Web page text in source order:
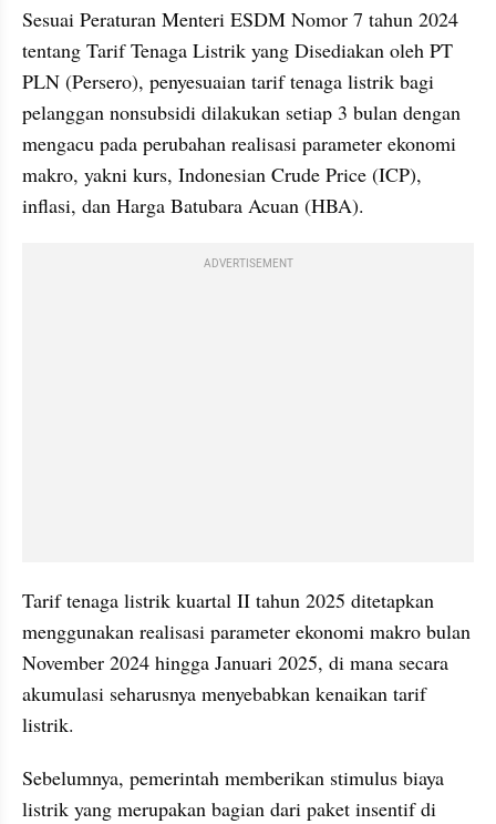
Sesuai Peraturan Menteri ESDM Nomor 7 tahun 2024
tentang Tarif Tenaga Listrik yang Disediakan oleh PT
PLN (Persero), penyesuaian tarif tenaga listrik bagi
pelanggan nonsubsidi dilakukan setiap 3 bulan dengan
mengacu pada perubahan realisasi parameter ekonomi
makro, yakni kurs, Indonesian Crude Price (ICP),
inflasi, dan Harga Batubara Acuan (HBA).
ADVERTISEMENT
Tarif tenaga listrik kuartal II tahun 2025 ditetapkan
menggunakan realisasi parameter ekonomi makro bulan
November 2024 hingga Januari 2025, di mana secara
akumulasi seharusnya menyebabkan kenaikan tarif
listrik.
Sebelumnya, pemerintah memberikan stimulus biaya
listrik yang merupakan bagian dari paket insentif di